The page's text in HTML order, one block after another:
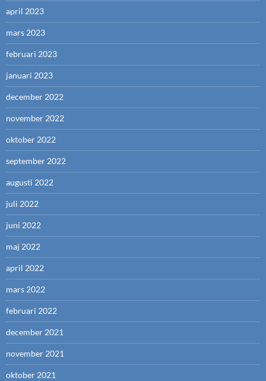
april 2023
mars 2023
februari 2023
januari 2023
december 2022
november 2022
oktober 2022
september 2022
augusti 2022
juli 2022
juni 2022
maj 2022
april 2022
mars 2022
februari 2022
december 2021
november 2021
oktober 2021